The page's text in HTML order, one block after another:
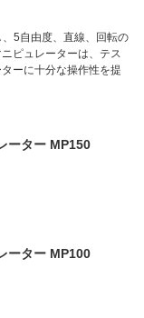
5自由度、直線、回転の
ピュレーターは、テス
ーに十分な操作性を提
ーター MP150
ーター MP100